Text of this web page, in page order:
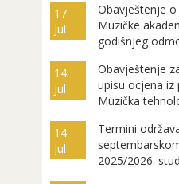
17.
Jul
Obavještenje o
Muzičke
godišnjeg
14.
Jul
Obavještenje
upisu ocjena iz
Muzička
14.
Jul
Termini
2025/2026.